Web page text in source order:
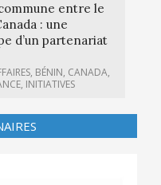
entre le
: une
d’un partenariat
, BÉNIN, CANADA,
, INITIATIVES